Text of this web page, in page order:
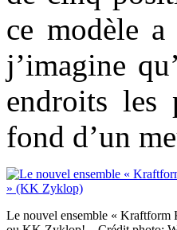
ce modèle
j’imagine
endroits les
fond d’un
Le nouvel ensemble « Kraftform